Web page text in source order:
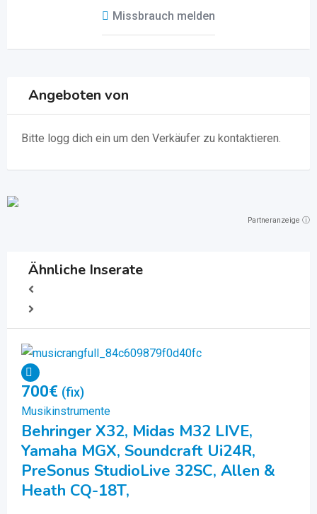
Missbrauch melden
Angeboten von
Bitte logg dich ein um den Verkäufer zu kontaktieren.
Partneranzeige ⓘ
Ähnliche Inserate
700€ (fix)
Musikinstrumente
Behringer X32, Midas M32 LIVE,
Yamaha MGX, Soundcraft Ui24R,
PreSonus StudioLive 32SC, Allen &
Heath CQ-18T,